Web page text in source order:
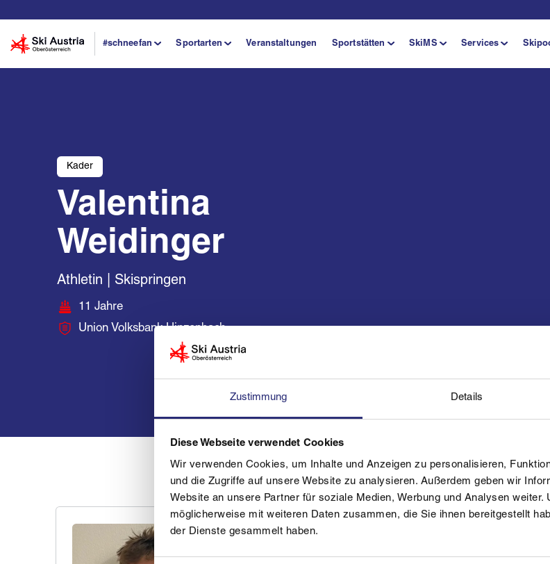
Zustimmung Details
Diese Webseite verwendet Cookies
Wir verwenden Cookies, um Inhalte und Anzeigen zu personalisieren,
und die Zugriffe auf unsere Website zu analysieren. Außerdem geben wir
Website an unsere Partner für soziale Medien, Werbung und Analysen
möglicherweise mit weiteren Daten zusammen, die Sie ihnen bereitgestellt
der Dienste gesammelt haben.
#schneefan Sportarten Veranstaltungen Sportstätten SkiMS Services
Kader
Valentina
Weidinger
Athletin | Skispringen
11 Jahre
Union Volksbank Hinzenbach